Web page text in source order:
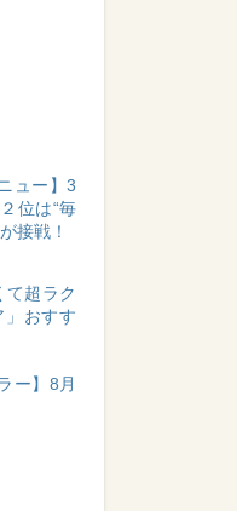
ュー】3
位は“毎
接戦！
て超ラク
おすす
ー】8月